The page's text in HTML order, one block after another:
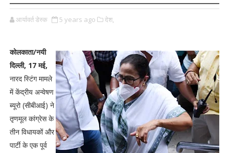
आर्यावर्त डेस्क 5 years ago देश,
कोलकाता/नयी
दिल्ली, 17 मई,
नारद स्टिंग मामले
में केंद्रीय अन्वेषण
ब्यूरो (सीबीआई) ने
तृणमूल कांग्रेस के
तीन विधायकों और
पार्टी के एक पूर्व